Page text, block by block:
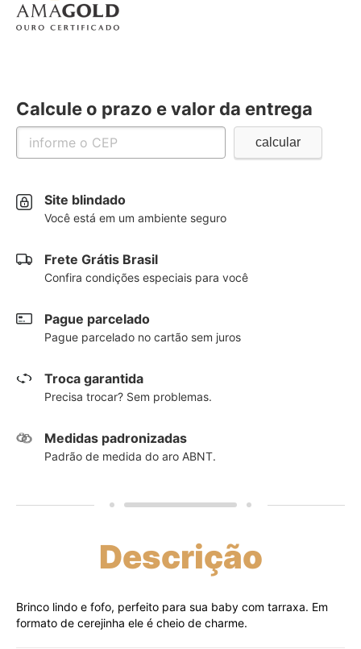
Calcule o prazo e valor da entrega
Site blindado
Você está em um ambiente seguro
Frete Grátis Brasil
Confira condições especiais para você
Pague parcelado
Pague parcelado no cartão sem juros
Troca garantida
Precisa trocar? Sem problemas.
Medidas padronizadas
Padrão de medida do aro ABNT.
Descrição
Brinco lindo e fofo, perfeito para sua baby com tarraxa. Em
formato de cerejinha ele é cheio de charme.